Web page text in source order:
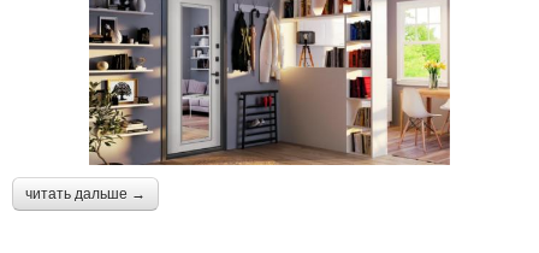
читать дальше →